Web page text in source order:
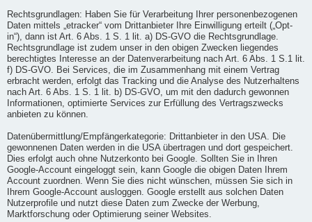
Rechtsgrundlagen: Haben Sie für Verarbeitung Ihrer personenbezogenen
Daten mittels „etracker“ vom Drittanbieter Ihre Einwilligung erteilt („Opt-
in“), dann ist Art. 6 Abs. 1 S. 1 lit. a) DS-GVO die Rechtsgrundlage.
Rechtsgrundlage ist zudem unser in den obigen Zwecken liegendes
berechtigtes Interesse an der Datenverarbeitung nach Art. 6 Abs. 1 S.1 lit.
f) DS-GVO. Bei Services, die im Zusammenhang mit einem Vertrag
erbracht werden, erfolgt das Tracking und die Analyse des Nutzerhaltens
nach Art. 6 Abs. 1 S. 1 lit. b) DS-GVO, um mit den dadurch gewonnen
Informationen, optimierte Services zur Erfüllung des Vertragszwecks
anbieten zu können.
Datenübermittlung/Empfängerkategorie: Drittanbieter in den USA. Die
gewonnenen Daten werden in die USA übertragen und dort gespeichert.
Dies erfolgt auch ohne Nutzerkonto bei Google. Sollten Sie in Ihren
Google-Account eingeloggt sein, kann Google die obigen Daten Ihrem
Account zuordnen. Wenn Sie dies nicht wünschen, müssen Sie sich in
Ihrem Google-Account ausloggen. Google erstellt aus solchen Daten
Nutzerprofile und nutzt diese Daten zum Zwecke der Werbung,
Marktforschung oder Optimierung seiner Websites.